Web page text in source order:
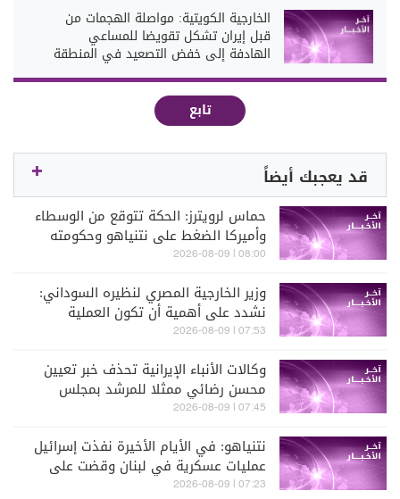
الخارجية الكويتية: مواصلة الهجمات من
قبل إيران تشكل تقويضا للمساعي
الهادفة إلى خفض التصعيد في المنطقة
تابع
قد يعجبك أيضاً
حماس لرويترز: الحكة تتوقع من الوسطاء
وأميركا الضغط على نتنياهو وحكومته
للالتزام بخارطة الطريق
08:00 | 2026-08-09
وزير الخارجية المصري لنظيره السوداني:
نشدد على أهمية أن تكون العملية
السياسية بملكية سودانية خالصة
07:53 | 2026-08-09
وكالات الأنباء الإيرانية تحذف خبر تعيين
محسن رضائي ممثلا للمرشد بمجلس
الأمن القومي
07:45 | 2026-08-09
نتنياهو: في الأيام الأخيرة نفذت إسرائيل
عمليات عسكرية في لبنان وقضت على
عناصر لحزب الله في منطقة علي الطاهر
07:23 | 2026-08-09